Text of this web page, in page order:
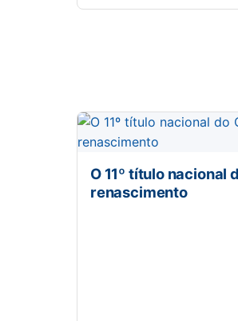
O 11º título nacional
renascimento